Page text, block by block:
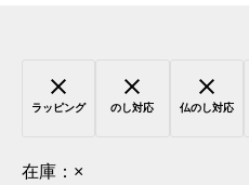
ラッピング のし対応 仏のし対応
在庫： ×